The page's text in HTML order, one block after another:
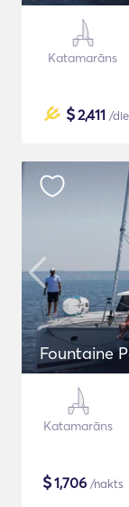
Katamarāns
$2,411 /
Fountaine
Katamarāns
$1,706 /nakts